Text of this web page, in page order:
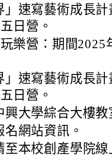
」速寫藝術成長
日營。
樂營：期間2025
」速寫藝術成長
日營。
興大學綜合大樓教
網站資訊。
至本校創產學院